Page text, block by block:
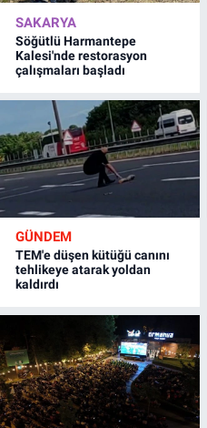
SAKARYA
Söğütlü Harmantepe
Kalesi'nde restorasyon
çalışmaları başladı
GÜNDEM
TEM'e düşen kütüğü canını
tehlikeye atarak yoldan
kaldırdı